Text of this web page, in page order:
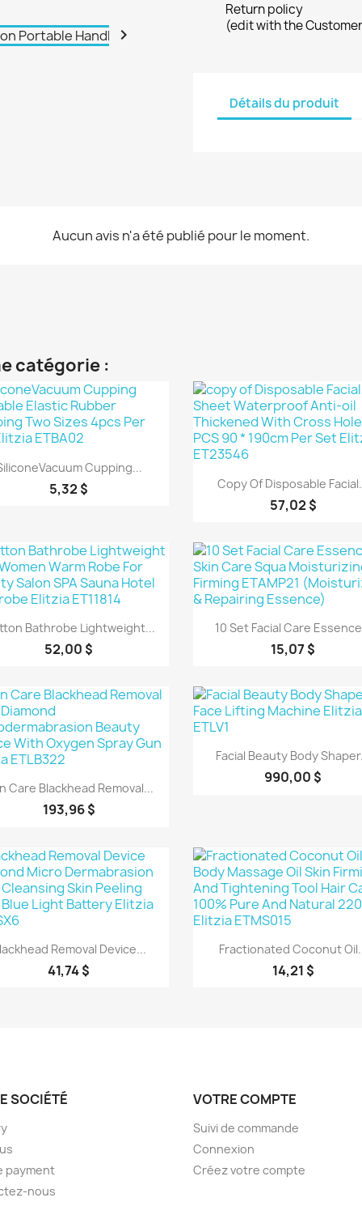

Return policy
(edit with the
Détails du produit
Aucun avis n'a été publié pour le moment.
catégorie :
Aperçu rapide
Cupping...
5,32 $ Aperçu rapide
Copy Of Disposable
57,02 $
Aperçu rapide
Bathrobe Lightweight...
52,00 $
Aperçu rapide
10 Set Facial Care
15,07 $
Aperçu rapide
Care Blackhead Removal...
193,96 $
Aperçu rapide
Facial Beauty Body
990,00 $
Aperçu rapide
Removal Device...
41,74 $
Aperçu rapide
Fractionated Coconut
14,21 $
SOCIÉTÉ
payment
nous
VOTRE COMPTE
Suivi de commande
Connexion
Créez votre compte